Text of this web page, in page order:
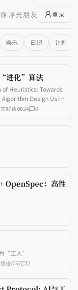
浮光朋友 登录
娱乐 日记 计划
进化”算法
of Heuristics: Towards
Design Using
解读 24 0
OpenSpec：高性
“工人”
757 2